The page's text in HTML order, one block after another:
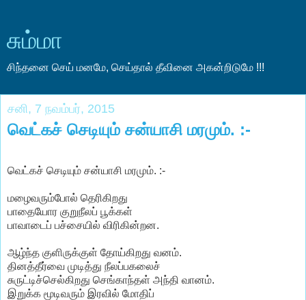
சும்மா
சிந்தனை செய் மனமே, செய்தால் தீவினை அகன்றிடுமே !!!
சனி, 7 நவம்பர், 2015
வெட்கச் செடியும் சன்யாசி மரமும். :-
வெட்கச் செடியும் சன்யாசி மரமும். :-
மழைவரும்போல் தெரிகிறது
பாதையோர குறுநீலப் பூக்கள்
பாவாடைப் பச்சையில் விரிகின்றன.
ஆழ்ந்த குளிருக்குள் தோய்கிறது வனம்.
தினத்தீர்வை முடித்து நீலப்பகலைச்
சுருட்டிச்செல்கிறது செங்காந்தள் அந்தி வானம்.
இறுக்க மூடிவரும் இரவில் மோதிப்